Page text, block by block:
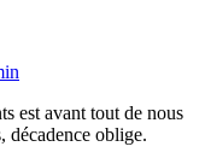
est avant tout de nous
décadence oblige.